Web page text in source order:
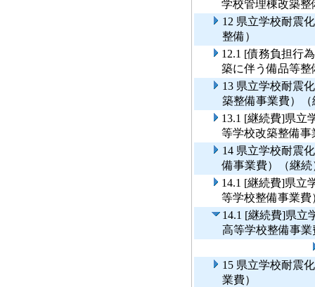
学校管理棟改築
12 県立学校耐震
整備）
12.1 [債務負担行
築に伴う備品等整
13 県立学校耐震
築整備事業費）（
13.1 [継続費]県立
等学校改築整備
14 県立学校耐震
備事業費）（継続
14.1 [継続費]県立
等学校整備事業費
14.1 [継続費]県立
高等学校整備事
15 県立学校耐震
業費）